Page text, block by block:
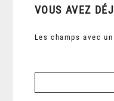
VOUS AVEZ
Les champs avec